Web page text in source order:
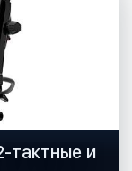
тактные и